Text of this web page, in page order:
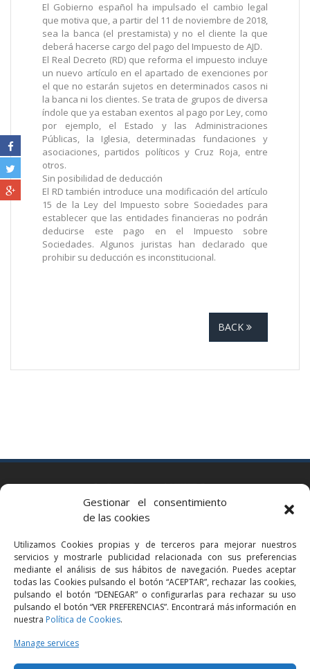
Gestionar el consentimiento
de las cookies
Utilizamos Cookies propias y de terceros para mejorar nuestros
servicios y mostrarle publicidad relacionada con sus preferencias
mediante el análisis de sus hábitos de navegación. Puedes aceptar
todas las Cookies pulsando el botón “ACEPTAR”, rechazar las cookies,
pulsando el botón “DENEGAR” o configurarlas para rechazar su uso
pulsando el botón “VER PREFERENCIAS”. Encontrará más información en
nuestra Política de Cookies.
Manage services
El Gobierno español ha impulsado el cambio legal
que motiva que, a partir del 11 de noviembre de 2018,
sea la banca (el prestamista) y no el cliente la que
deberá hacerse cargo del pago del Impuesto de AJD.
El Real Decreto (RD) que reforma el impuesto incluye
un nuevo artículo en el apartado de exenciones por
el que no estarán sujetos en determinados casos ni
la banca ni los clientes. Se trata de grupos de diversa
índole que ya estaban exentos al pago por Ley, como
por ejemplo, el Estado y las Administraciones
Públicas, la Iglesia, determinadas fundaciones y
asociaciones, partidos políticos y Cruz Roja, entre
otros.
Sin posibilidad de deducción
El RD también introduce una modificación del artículo
15 de la Ley del Impuesto sobre Sociedades para
establecer que las entidades financieras no podrán
deducirse este pago en el Impuesto sobre
Sociedades. Algunos juristas han declarado que
prohibir su deducción es inconstitucional.
BACK
Via Augusta 2 bis, 3º, 08006 Barcelona
bcn@bellavistalegal.eu
GRANOLLERS
C/ Sant Jaume, 16 1r, 08401 Granollers (Bcn)
+34 93 860 39 60
grn@bellavistalegal.eu
MADRID
C/ Serrano 114, 2º izq. 28006 Madrid.